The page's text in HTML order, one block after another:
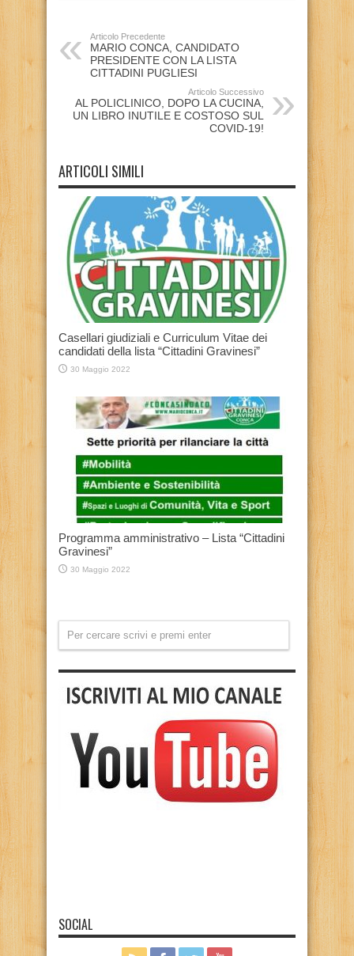
Articolo Precedente
MARIO CONCA, CANDIDATO
PRESIDENTE CON LA LISTA
CITTADINI PUGLIESI
Articolo Successivo
AL POLICLINICO, DOPO LA CUCINA,
UN LIBRO INUTILE E COSTOSO SUL
COVID-19!
ARTICOLI SIMILI
Casellari giudiziali e Curriculum Vitae dei
candidati della lista “Cittadini Gravinesi”
30 Maggio 2022
Programma amministrativo – Lista “Cittadini
Gravinesi”
30 Maggio 2022
SOCIAL